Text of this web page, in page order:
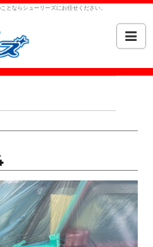
とならシューリーズにお任せください。